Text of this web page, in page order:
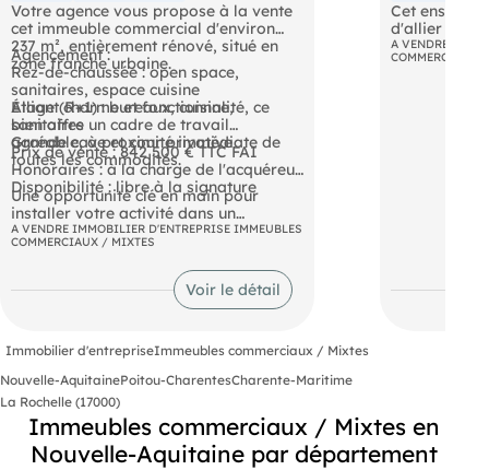
Votre agence vous propose à la vente
cet immeuble commercial d'environ
237 m², entièrement rénové, situé en
zone franche urbaine.
Agencement :
Rez-de-chaussée : open space,
sanitaires, espace cuisine
Étage (R+1) : bureaux, cuisine,
sanitaires
Grande cave et cour privative
Alliant charme et fonctionnalité, ce
bien offre un cadre de travail
agréable, à proximité immédiate de
toutes les commodités.
Prix de vente : 842 500 € TTC FAI
Honoraires : à la charge de l'acquéreur
Disponibilité : libre à la signature
Une opportunité clé en main pour
installer votre activité dans un
environnement dynamique.
- Prix de vente : 842500 € TTC F.A.I
A VENDRE IMMOBILIER D'ENTREPRISE IMMEUBLES
COMMERCIAUX / MIXTES
Voir le détail
Cet
d'allier une
artisanale /
qualité de
R+1) -
A VENDRE
COMMERCIAUX
Immobilier d'entrepriseImmeubles commerciaux / Mixtes
Nouvelle-AquitainePoitou-CharentesCharente-Maritime
La Rochelle (17000)
Immeubles commerciaux / Mixtes en
Nouvelle-Aquitaine par département